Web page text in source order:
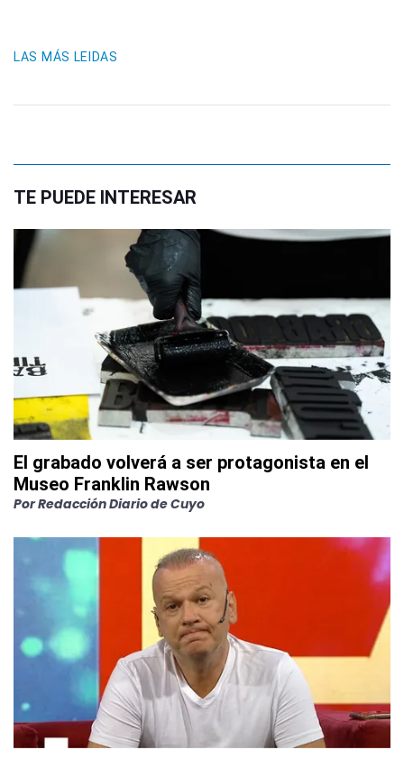
LAS MÁS LEIDAS
TE PUEDE INTERESAR
El grabado volverá a ser protagonista en el
Museo Franklin Rawson
PorRedacción Diario de Cuyo